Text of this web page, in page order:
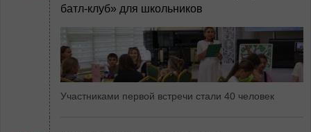
батл-клуб» для школьников
Участниками первой встречи стали 40 человек